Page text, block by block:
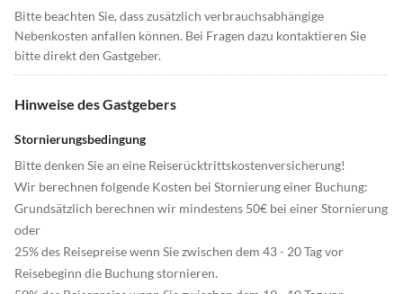
Bitte beachten Sie, dass zusätzlich verbrauchsabhängige
Nebenkosten anfallen können. Bei Fragen dazu kontaktieren Sie
bitte direkt den Gastgeber.
Hinweise des Gastgebers
Stornierungsbedingung
Bitte denken Sie an eine Reiserücktrittskostenversicherung!
Wir berechnen folgende Kosten bei Stornierung einer Buchung:
Grundsätzlich berechnen wir mindestens 50€ bei einer Stornierung
oder
25% des Reisepreise wenn Sie zwischen dem 43 - 20 Tag vor
Reisebeginn die Buchung stornieren.